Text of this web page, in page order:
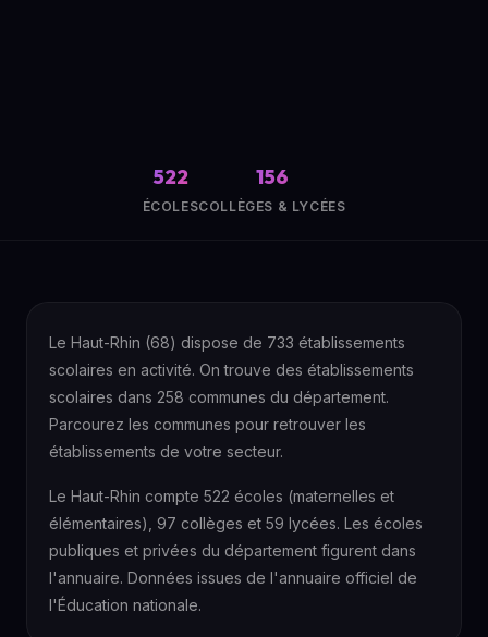
522
ÉCOLES
156
COLLÈGES & LYCÉES
Le Haut-Rhin (68) dispose de 733 établissements
scolaires en activité. On trouve des établissements
scolaires dans 258 communes du département.
Parcourez les communes pour retrouver les
établissements de votre secteur.
Le Haut-Rhin compte 522 écoles (maternelles et
élémentaires), 97 collèges et 59 lycées. Les écoles
publiques et privées du département figurent dans
l'annuaire. Données issues de l'annuaire officiel de
l'Éducation nationale.